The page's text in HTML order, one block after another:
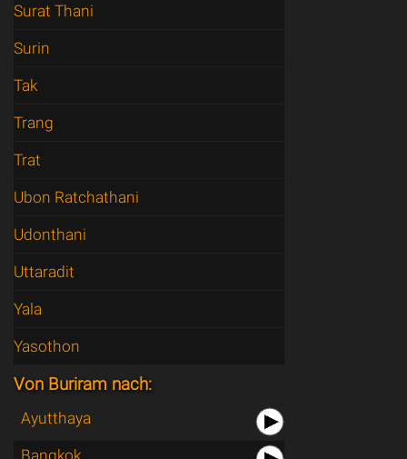
Surat Thani
Surin
Tak
Trang
Trat
Ubon Ratchathani
Udonthani
Uttaradit
Yala
Yasothon
Von Buriram nach:
Ayutthaya